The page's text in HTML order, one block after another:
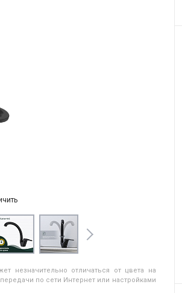
незначительно отличаться от цвета на
по сети Интернет или настройками